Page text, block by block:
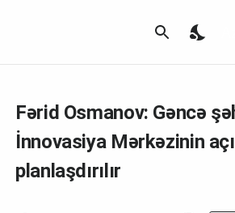
Fərid Osmanov: Gəncə
İnnovasiya Mərkəzinin
planlaşdırılır